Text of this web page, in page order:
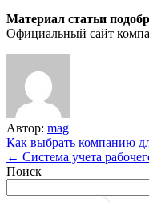
Материал статьи
Официальный сайт
Автор: mag
Навигация
по
Как выбрать компанию
← Система учета
Поиск